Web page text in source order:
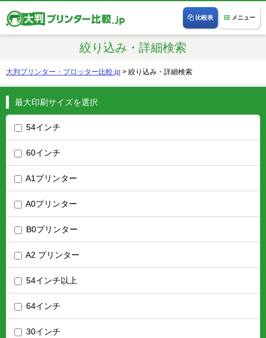
メニュー
比較表
絞り込み・詳細検索
大判プリンター・プロッター比較.jp > 絞り込み・詳細検索
最大印刷サイズを選択
54インチ
60インチ
A1プリンター
A0プリンター
B0プリンター
A2 プリンター
54インチ以上
64インチ
30インチ